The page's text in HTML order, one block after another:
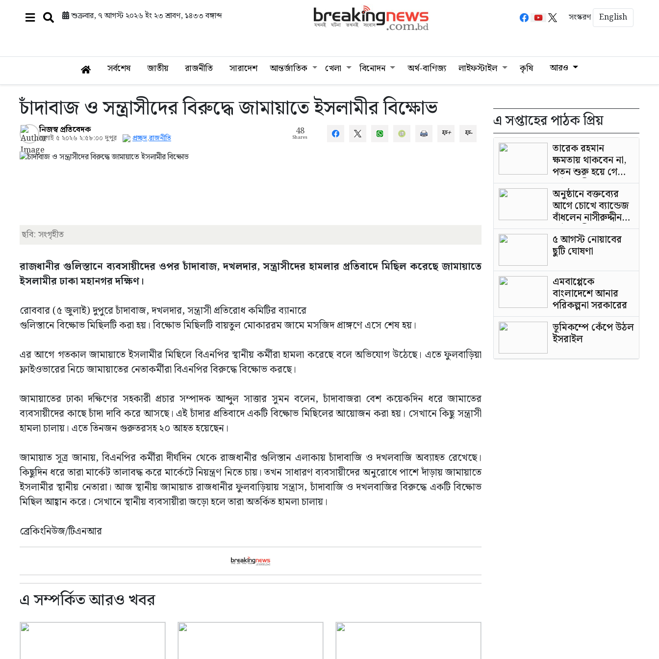
শুক্রবার, ৭ আগস্ট ২০২৬ ইং ২৩ শ্রাবণ, ১৪৩৩ বঙ্গাব্দ সংস্করণ English
সর্বশেষ জাতীয় রাজনীতি সারাদেশ আন্তর্জাতিক খেলা বিনোদন অর্থ-বাণিজ্য লাইফস্টাইল কৃষি আরও
চাঁদাবাজ ও সন্ত্রাসীদের বিরুদ্ধে জামায়াতে ইসলামীর বিক্ষোভ
নিজস্ব প্রতিবেদক
জুলাই ৫ ২০২৬ ২:৫৮:০০ দুপুর প্রচ্ছদ,রাজনীতি
48
Shares ফ+ ফ-
ছবি: সংগৃহীত
রাজধানীর গুলিস্তানে ব্যবসায়ীদের ওপর চাঁদাবাজ, দখলদার, সন্ত্রাসীদের হামলার প্রতিবাদে মিছিল করেছে জামায়াতে
ইসলামীর ঢাকা মহানগর দক্ষিণ।
রোববার (৫ জুলাই) দুপুরে চাঁদাবাজ, দখলদার, সন্ত্রাসী প্রতিরোধ কমিটির ব্যানারে
গুলিস্তানে বিক্ষোভ মিছিলটি করা হয়। বিক্ষোভ মিছিলটি বায়তুল মোকাররম জামে মসজিদ প্রাঙ্গণে এসে শেষ হয়।
এর আগে গতকাল জামায়াতে ইসলামীর মিছিলে বিএনপির স্থানীয় কর্মীরা হামলা করেছে বলে অভিযোগ উঠেছে। এতে ফুলবাড়িয়া
ফ্লাইওভারের নিচে জামায়াতের নেতাকর্মীরা বিএনপির বিরুদ্ধে বিক্ষোভ করছে।
জামায়াতের ঢাকা দক্ষিণের সহকারী প্রচার সম্পাদক আব্দুল সাত্তার সুমন বলেন, চাঁদাবাজরা বেশ কয়েকদিন ধরে জামাতের
ব্যবসায়ীদের কাছে চাঁদা দাবি করে আসছে। এই চাঁদার প্রতিবাদে একটি বিক্ষোভ মিছিলের আয়োজন করা হয়। সেখানে কিছু সন্ত্রাসী
হামলা চালায়। এতে তিনজন গুরুতরসহ ২০ আহত হয়েছেন।
জামায়াত সূত্র জানায়, বিএনপির কর্মীরা দীর্ঘদিন থেকে রাজধানীর গুলিস্তান এলাকায় চাঁদাবাজি ও দখলবাজি অব্যাহত রেখেছে।
কিছুদিন ধরে তারা মার্কেট তালাবদ্ধ করে মার্কেটে নিয়ন্ত্রণ নিতে চায়। তখন সাধারণ ব্যবসায়ীদের অনুরোধে পাশে দাঁড়ায় জামায়াতে
ইসলামীর স্থানীয় নেতারা। আজ স্থানীয় জামায়াত রাজধানীর ফুলবাড়িয়ায় সন্ত্রাস, চাঁদাবাজি ও দখলবাজির বিরুদ্ধে একটি বিক্ষোভ
মিছিল আহ্বান করে। সেখানে স্থানীয় ব্যবসায়ীরা জড়ো হলে তারা অতর্কিত হামলা চালায়।
ব্রেকিংনিউজ/টিএনআর
এ সম্পর্কিত আরও খবর
এ সপ্তাহের পাঠক প্রিয়
তারেক রহমান
ক্ষমতায় থাকবেন না,
পতন শুরু হয়ে গেছে:
পাটওয়ারী
অনুষ্ঠানে বক্তব্যের
আগে চোখে ব্যান্ডেজ
বাঁধলেন নাসীরুদ্দীন
পাটওয়ারী
৫ আগস্ট নোয়াবের
ছুটি ঘোষণা
এমবাপ্পেকে
বাংলাদেশে আনার
পরিকল্পনা সরকারের
ভূমিকম্পে কেঁপে উঠল
ইসরাইল